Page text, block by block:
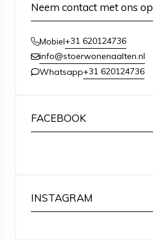
Neem contact met ons op
Mobiel+31 620124736
info@stoerwonenaalten.nl
Whatsapp+31 620124736
FACEBOOK
INSTAGRAM